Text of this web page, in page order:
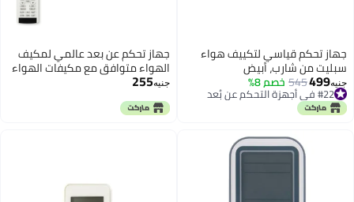
بعد عالمي لمكيف
مع مكيفات الهواء
عالي الجودة باشارة
ودعم كامل
تكييف سبليت